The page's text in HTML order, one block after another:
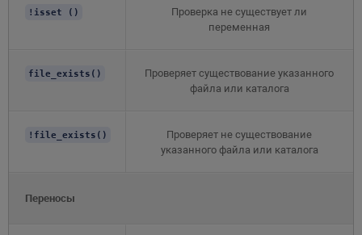
!isset ()
Проверка не существует ли
переменная
file_exists()
Проверяет существование указанного
файла или каталога
!file_exists()
Проверяет не существование
указанного файла или каталога
Переносы